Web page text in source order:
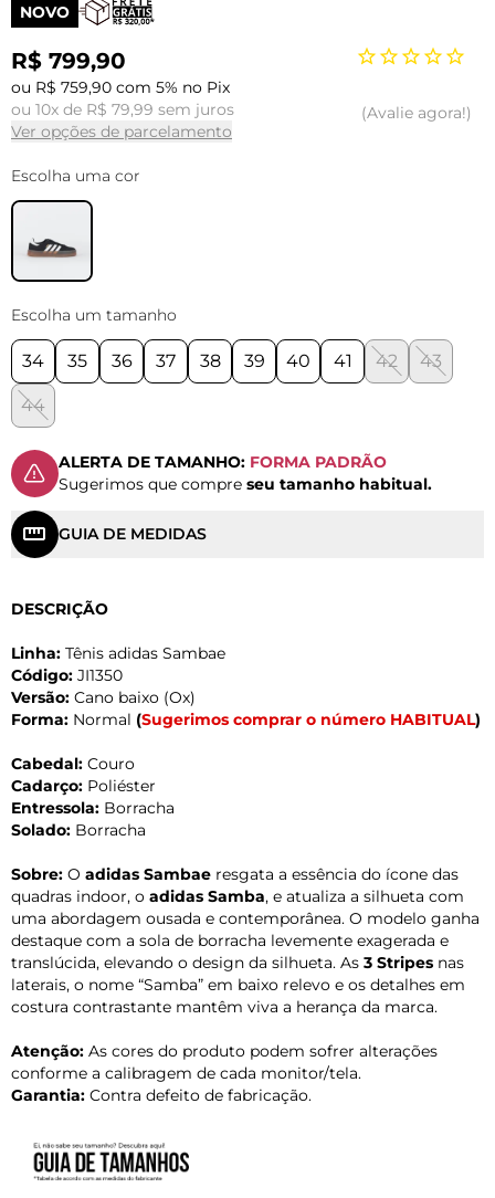
NOVO
R$ 799,90
ou R$ 759,90 com 5% no Pix
ou 10x de R$ 79,99 sem juros
Ver opções de parcelamento
Avalie agora!
Escolha uma cor
Escolha um tamanho
34 35 36 37 38 39 40 41 42 43
44
ALERTA DE TAMANHO: FORMA PADRÃO
Sugerimos que compre seu tamanho habitual.
GUIA DE MEDIDAS
DESCRIÇÃO
Linha: Tênis adidas Sambae
Código: JI1350
Versão: Cano baixo (Ox)
Forma: Normal (Sugerimos comprar o número HABITUAL)
Cabedal: Couro
Cadarço: Poliéster
Entressola: Borracha
Solado: Borracha
Sobre: O adidas Sambae resgata a essência do ícone das
quadras indoor, o adidas Samba, e atualiza a silhueta com
uma abordagem ousada e contemporânea. O modelo ganha
destaque com a sola de borracha levemente exagerada e
translúcida, elevando o design da silhueta. As 3 Stripes nas
laterais, o nome “Samba” em baixo relevo e os detalhes em
costura contrastante mantêm viva a herança da marca.
Atenção: As cores do produto podem sofrer alterações
conforme a calibragem de cada monitor/tela.
Garantia: Contra defeito de fabricação.